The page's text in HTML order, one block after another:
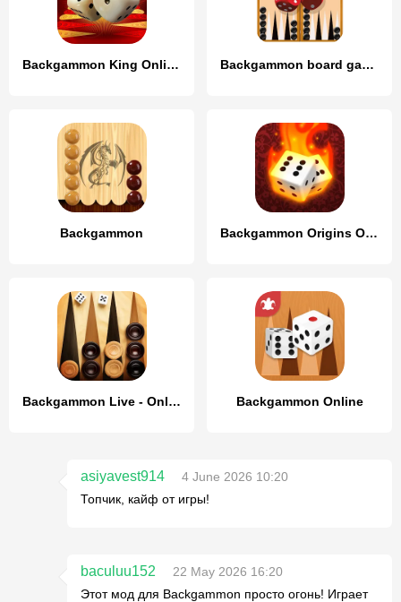
Backgammon King Online Backgammon board game - Tavla
Backgammon Backgammon Origins Online
Backgammon Live - Online Games Backgammon Online
asiyavest914
4 June 2026 10:20
Топчик, кайф от игры!
baculuu152
22 May 2026 16:20
Этот мод для Backgammon просто огонь! Играет